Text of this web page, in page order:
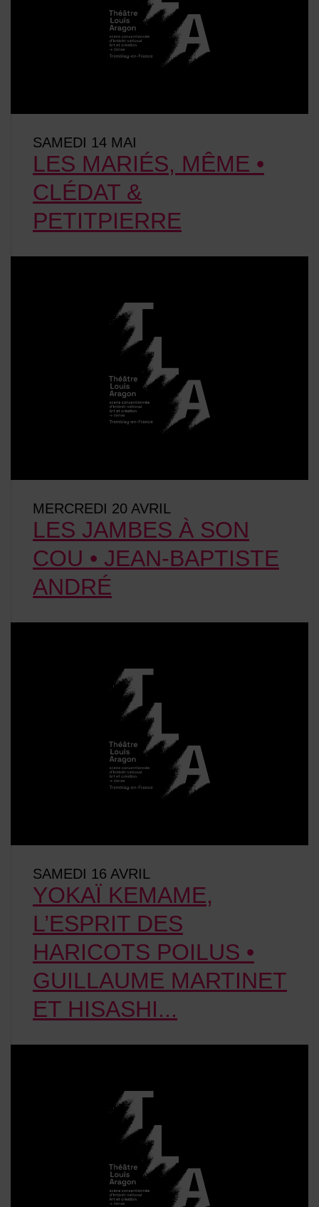
LES MARIÉS, MÊME •
CLÉDAT &
PETITPIERRE
SAMEDI 14 MAI
LES JAMBES À SON
COU • JEAN-BAPTISTE
ANDRÉ
MERCREDI 20 AVRIL
YOKAÏ KEMAME,
L’ESPRIT DES
HARICOTS POILUS •
GUILLAUME MARTINET
ET HISASHI...
SAMEDI 16 AVRIL